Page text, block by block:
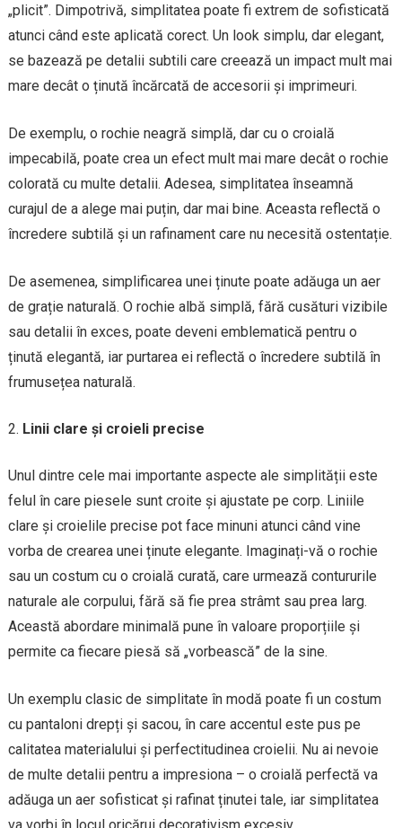
„plicit”. Dimpotrivă, simplitatea poate fi extrem de sofisticată
atunci când este aplicată corect. Un look simplu, dar elegant,
se bazează pe detalii subtili care creează un impact mult mai
mare decât o ținută încărcată de accesorii și imprimeuri.
De exemplu, o rochie neagră simplă, dar cu o croială
impecabilă, poate crea un efect mult mai mare decât o rochie
colorată cu multe detalii. Adesea, simplitatea înseamnă
curajul de a alege mai puțin, dar mai bine. Aceasta reflectă o
încredere subtilă și un rafinament care nu necesită ostentație.
De asemenea, simplificarea unei ținute poate adăuga un aer
de grație naturală. O rochie albă simplă, fără cusături vizibile
sau detalii în exces, poate deveni emblematică pentru o
ținută elegantă, iar purtarea ei reflectă o încredere subtilă în
frumusețea naturală.
Linii clare și croieli precise
Unul dintre cele mai importante aspecte ale simplității este
felul în care piesele sunt croite și ajustate pe corp. Liniile
clare și croielile precise pot face minuni atunci când vine
vorba de crearea unei ținute elegante. Imaginați-vă o rochie
sau un costum cu o croială curată, care urmează contururile
naturale ale corpului, fără să fie prea strâmt sau prea larg.
Această abordare minimală pune în valoare proporțiile și
permite ca fiecare piesă să „vorbească” de la sine.
Un exemplu clasic de simplitate în modă poate fi un costum
cu pantaloni drepți și sacou, în care accentul este pus pe
calitatea materialului și perfectitudinea croielii. Nu ai nevoie
de multe detalii pentru a impresiona – o croială perfectă va
adăuga un aer sofisticat și rafinat ținutei tale, iar simplitatea